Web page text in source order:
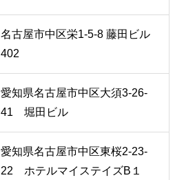
名古屋市中区栄1-5-8 藤田ビル
402
愛知県名古屋市中区大須3-26-
41 堀田ビル
愛知県名古屋市中区東桜2-23-
22 ホテルマイステイズB１